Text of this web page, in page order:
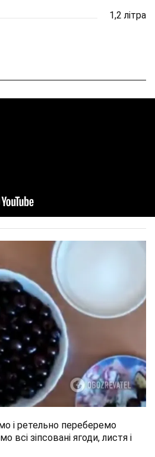
1,2 літра
і ретельно переберемо
всі зіпсовані ягоди, листя і